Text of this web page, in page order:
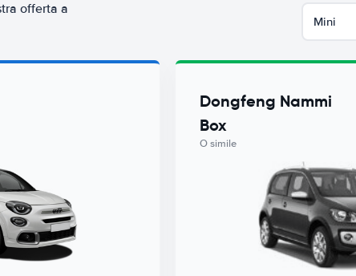
offerta a
Mini
Dongfeng Nammi
Box
O simile